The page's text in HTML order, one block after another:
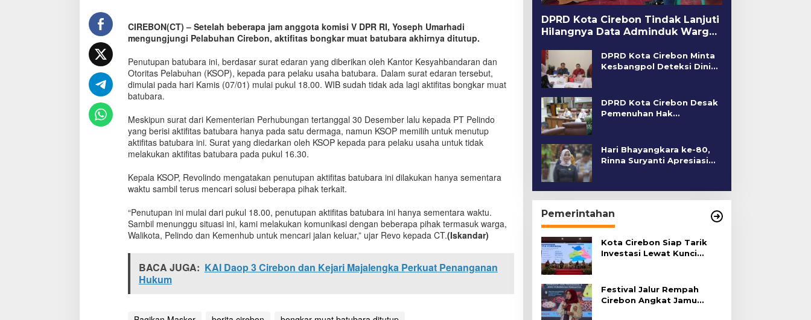
u
r
t
E
d
a
r
n
,
B
o
g
k
r
M
u
B
a
t
CIREBON(CT) – Setelah beberapa jam anggota komisi V DPR RI, Yoseph Umarhadi
mengungjungi Pelabuhan Cirebon, aktifitas bongkar muat batubara akhirnya ditutup.
Penutupan batubara ini, berdasar surat edaran yang diberikan oleh Kantor Kesyahbandaran dan
Otoritas Pelabuhan (KSOP), kepada para pelaku usaha batubara. Dalam surat edaran tersebut,
dimulai pada hari Kamis (07/01) mulai pukul 18.00. WIB sudah tidak ada lagi aktifitas bongkar muat
batubara.
Meskipun surat dari Kementerian Perhubungan tertanggal 30 Desember lalu kepada PT Pelindo
yang berisi aktifitas batubara hanya pada satu dermaga, namun KSOP memilih untuk menutup
aktifitas batubara ini. Surat yang diedarkan oleh KSOP kepada para pelaku usaha untuk tidak
melakukan aktifitas batubara pada pukul 16.30.
Kepala KSOP, Revolindo mengatakan penutupan aktifitas batubara ini dilakukan hanya sementara
waktu sambil terus mencari solusi beberapa pihak terkait.
“Penutupan ini mulai dari pukul 18.00, penutupan aktifitas batubara ini hanya sementara waktu.
Sambil menunggu situasi ini, kami melakukan komunikasi dengan beberapa pihak termasuk warga,
Walikota, Pelindo dan Kemenhub untuk mencari jalan keluar,” ujar Revo kepada CT.(Iskandar)
BACA JUGA: KAI Daop 3 Cirebon dan Kejari Majalengka Perkuat Penanganan
Hukum
DPRD Kota Cirebon Tindak Lanjuti
Hilangnya Data Adminduk Warga
DPRD Kota Cirebon Minta
Kesbangpol Deteksi Dini
DPRD Kota Cirebon Desak
Pemenuhan Hak
Hari Bhayangkara ke-80,
Rinna Suryanti Apresiasi
Pemerintahan
Kota Cirebon Siap Tarik
Investasi Lewat Kunci
Festival Jalur Rempah
Cirebon Angkat Jamu